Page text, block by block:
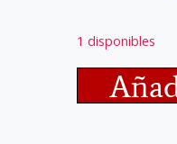
1 disponibles